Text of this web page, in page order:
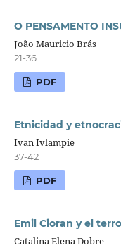
O PENSAMENTO
João Mauricio Brás
21-36
PDF
Etnicidad y
Ivan Ivlampie
37-42
PDF
Emil Cioran y el
Catalina Elena Dobre